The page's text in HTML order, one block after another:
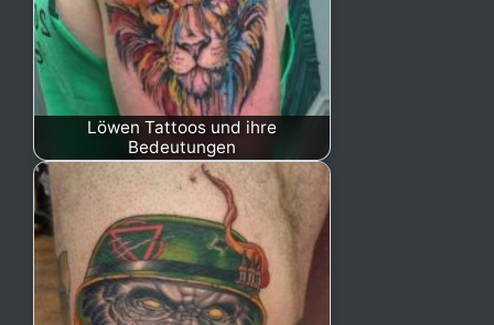
Löwen Tattoos und ihre
Bedeutungen